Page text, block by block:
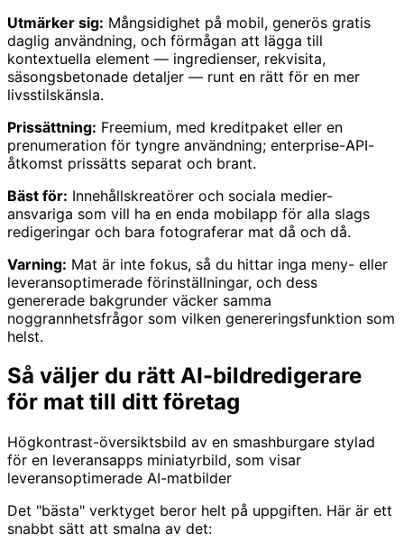
Utmärker sig: Mångsidighet på mobil, generös gratis
daglig användning, och förmågan att lägga till
kontextuella element — ingredienser, rekvisita,
säsongsbetonade detaljer — runt en rätt för en mer
livsstilskänsla.
Prissättning: Freemium, med kreditpaket eller en
prenumeration för tyngre användning; enterprise-API-
åtkomst prissätts separat och brant.
Bäst för: Innehållskreatörer och sociala medier-
ansvariga som vill ha en enda mobilapp för alla slags
redigeringar och bara fotograferar mat då och då.
Varning: Mat är inte fokus, så du hittar inga meny- eller
leveransoptimerade förinställningar, och dess
genererade bakgrunder väcker samma
noggrannhetsfrågor som vilken genereringsfunktion som
helst.
Så väljer du rätt AI-bildredigerare
för mat till ditt företag
Högkontrast-översiktsbild av en smashburgare stylad
för en leveransapps miniatyrbild, som visar
leveransoptimerade AI-matbilder
Det "bästa" verktyget beror helt på uppgiften. Här är ett
snabbt sätt att smalna av det: